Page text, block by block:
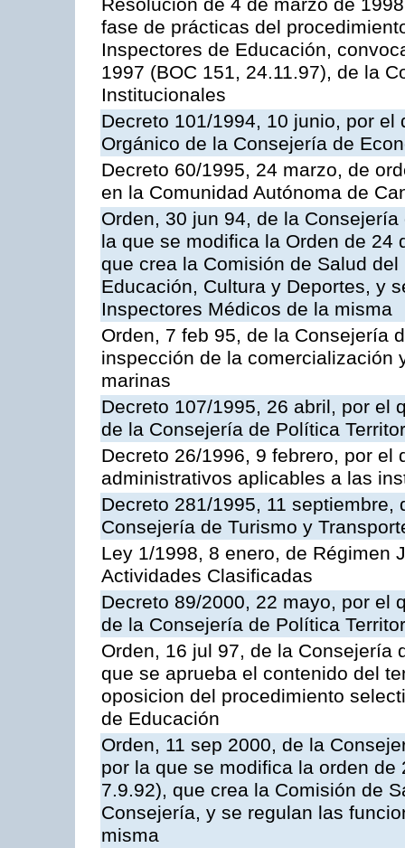
Resolución de 4 de marzo de
fase de prácticas del
Inspectores de Educación,
1997 (BOC 151, 24.11.97), de la
Institucionales
Decreto 101/1994, 10 junio, por
Orgánico de la Consejería de
Decreto 60/1995, 24 marzo, de
en la Comunidad Autónoma de
Orden, 30 jun 94, de la
la que se modifica la Orden de 24
que crea la Comisión de Salud
Educación, Cultura y Deportes, y
Inspectores Médicos de la misma
Orden, 7 feb 95, de la Consejería
inspección de la comercialización
marinas
Decreto 107/1995, 26 abril, por el
de la Consejería de Política
Decreto 26/1996, 9 febrero, por
administrativos aplicables a las
Decreto 281/1995, 11
Consejería de Turismo y
Ley 1/1998, 8 enero, de Régimen
Actividades Clasificadas
Decreto 89/2000, 22 mayo, por el
de la Consejería de Política
Orden, 16 jul 97, de la Consejería
que se aprueba el contenido del
oposicion del procedimiento
de Educación
Orden, 11 sep 2000, de la
por la que se modifica la orden
7.9.92), que crea la Comisión de
Consejería, y se regulan las
misma